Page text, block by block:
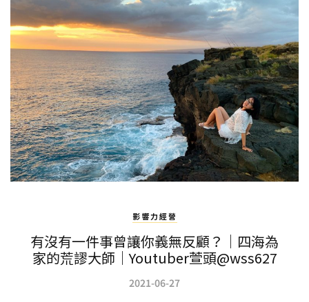
影響力經營
有沒有一件事曾讓你義無反顧？｜四海為
家的荒謬大師｜Youtuber萱頭@wss627
2021-06-27